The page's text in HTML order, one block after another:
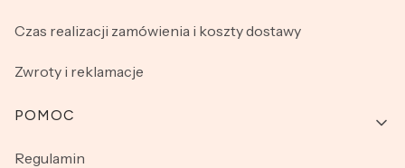
Czas realizacji zamówienia i koszty dostawy
Zwroty i reklamacje
POMOC
Regulamin